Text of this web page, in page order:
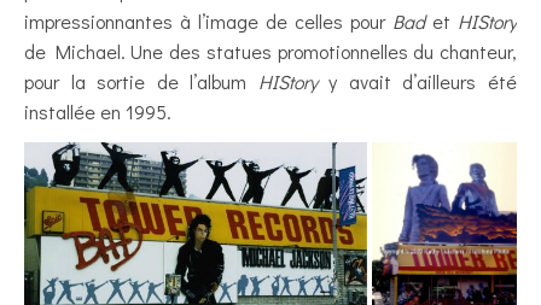
impressionnantes à l’image de celles pour Badet HIStory
de Michael. Une des statues promotionnelles du chanteur,
pour la sortie de l’album HIStoryy avait d’ailleurs été
installée en 1995.